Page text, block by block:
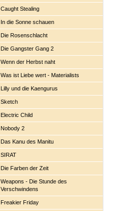
Caught Stealing
In die Sonne schauen
Die Rosenschlacht
Die Gangster Gang 2
Wenn der Herbst naht
Was ist Liebe wert - Materialists
Lilly und die Kaengurus
Sketch
Electric Child
Nobody 2
Das Kanu des Manitu
SIRAT
Die Farben der Zeit
Weapons - Die Stunde des
Verschwindens
Freakier Friday